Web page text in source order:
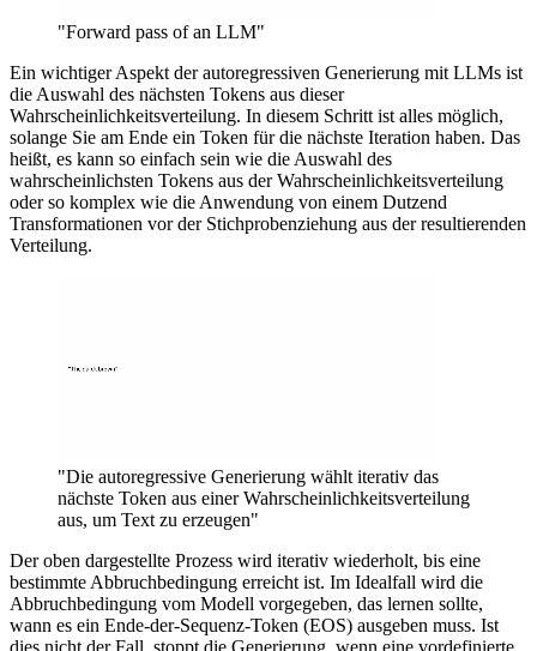
"Forward pass of an LLM"
Ein wichtiger Aspekt der autoregressiven Generierung mit LLMs ist
die Auswahl des nächsten Tokens aus dieser
Wahrscheinlichkeitsverteilung. In diesem Schritt ist alles möglich,
solange Sie am Ende ein Token für die nächste Iteration haben. Das
heißt, es kann so einfach sein wie die Auswahl des
wahrscheinlichsten Tokens aus der Wahrscheinlichkeitsverteilung
oder so komplex wie die Anwendung von einem Dutzend
Transformationen vor der Stichprobenziehung aus der resultierenden
Verteilung.
"Die autoregressive Generierung wählt iterativ das
nächste Token aus einer Wahrscheinlichkeitsverteilung
aus, um Text zu erzeugen"
Der oben dargestellte Prozess wird iterativ wiederholt, bis eine
bestimmte Abbruchbedingung erreicht ist. Im Idealfall wird die
Abbruchbedingung vom Modell vorgegeben, das lernen sollte,
wann es ein Ende-der-Sequenz-Token (EOS) ausgeben muss. Ist
dies nicht der Fall, stoppt die Generierung, wenn eine vordefinierte